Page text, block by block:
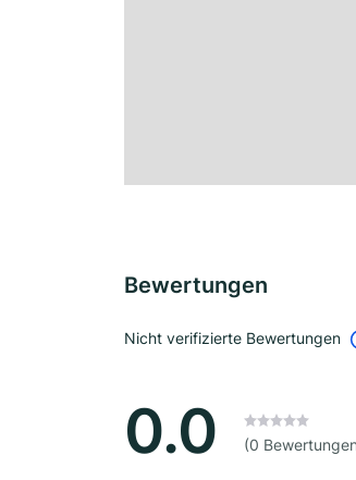
Bewertungen
Nicht verifizierte Bewertungen
0.0 (0